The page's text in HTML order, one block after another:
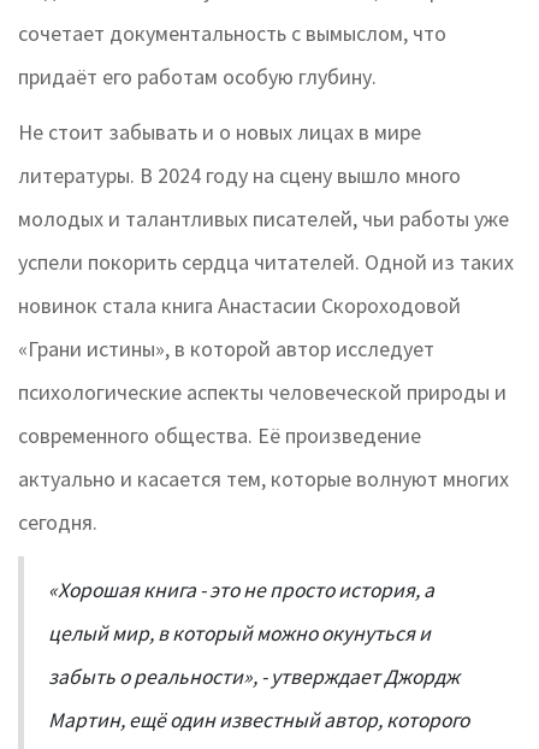
сочетает документальность с вымыслом, что
придаёт его работам особую глубину.
Не стоит забывать и о новых лицах в мире
литературы. В 2024 году на сцену вышло много
молодых и талантливых писателей, чьи работы уже
успели покорить сердца читателей. Одной из таких
новинок стала книга Анастасии Скороходовой
«Грани истины», в которой автор исследует
психологические аспекты человеческой природы и
современного общества. Её произведение
актуально и касается тем, которые волнуют многих
сегодня.
«Хорошая книга - это не просто история, а
целый мир, в который можно окунуться и
забыть о реальности», - утверждает Джордж
Мартин, ещё один известный автор, которого